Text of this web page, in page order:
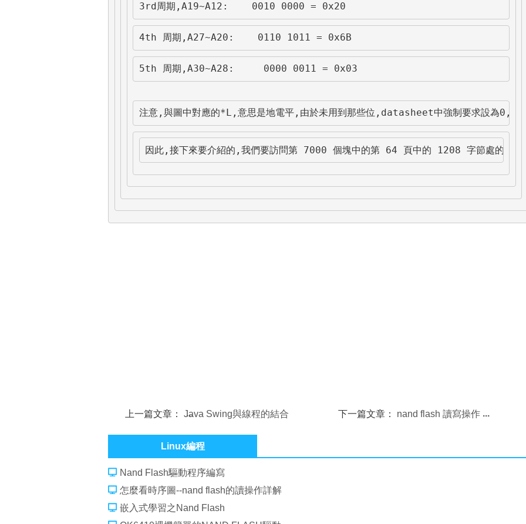
3rd周期,A19~A12:    0010 0000 = 0x20
4th 周期,A27~A20:    0110 1011 = 0x6B
5th 周期,A30~A28:     0000 0011 = 0x03
注意,與圖中對應的*L,意思是地電平,由於未用到那些位,datasheet中強制要求設為0,所
因此,接下來要介紹的,我們要訪問第 7000 個塊中的第 64 頁中的 1208 字節處的話
上一篇文章：Java Swing與線程的結合
下一篇文章： nand flash 讀寫操作
Linux編程
Nand Flash驅動程序編寫
怎麼看時序圖--nand flash的讀操作詳解
嵌入式學習之Nand Flash